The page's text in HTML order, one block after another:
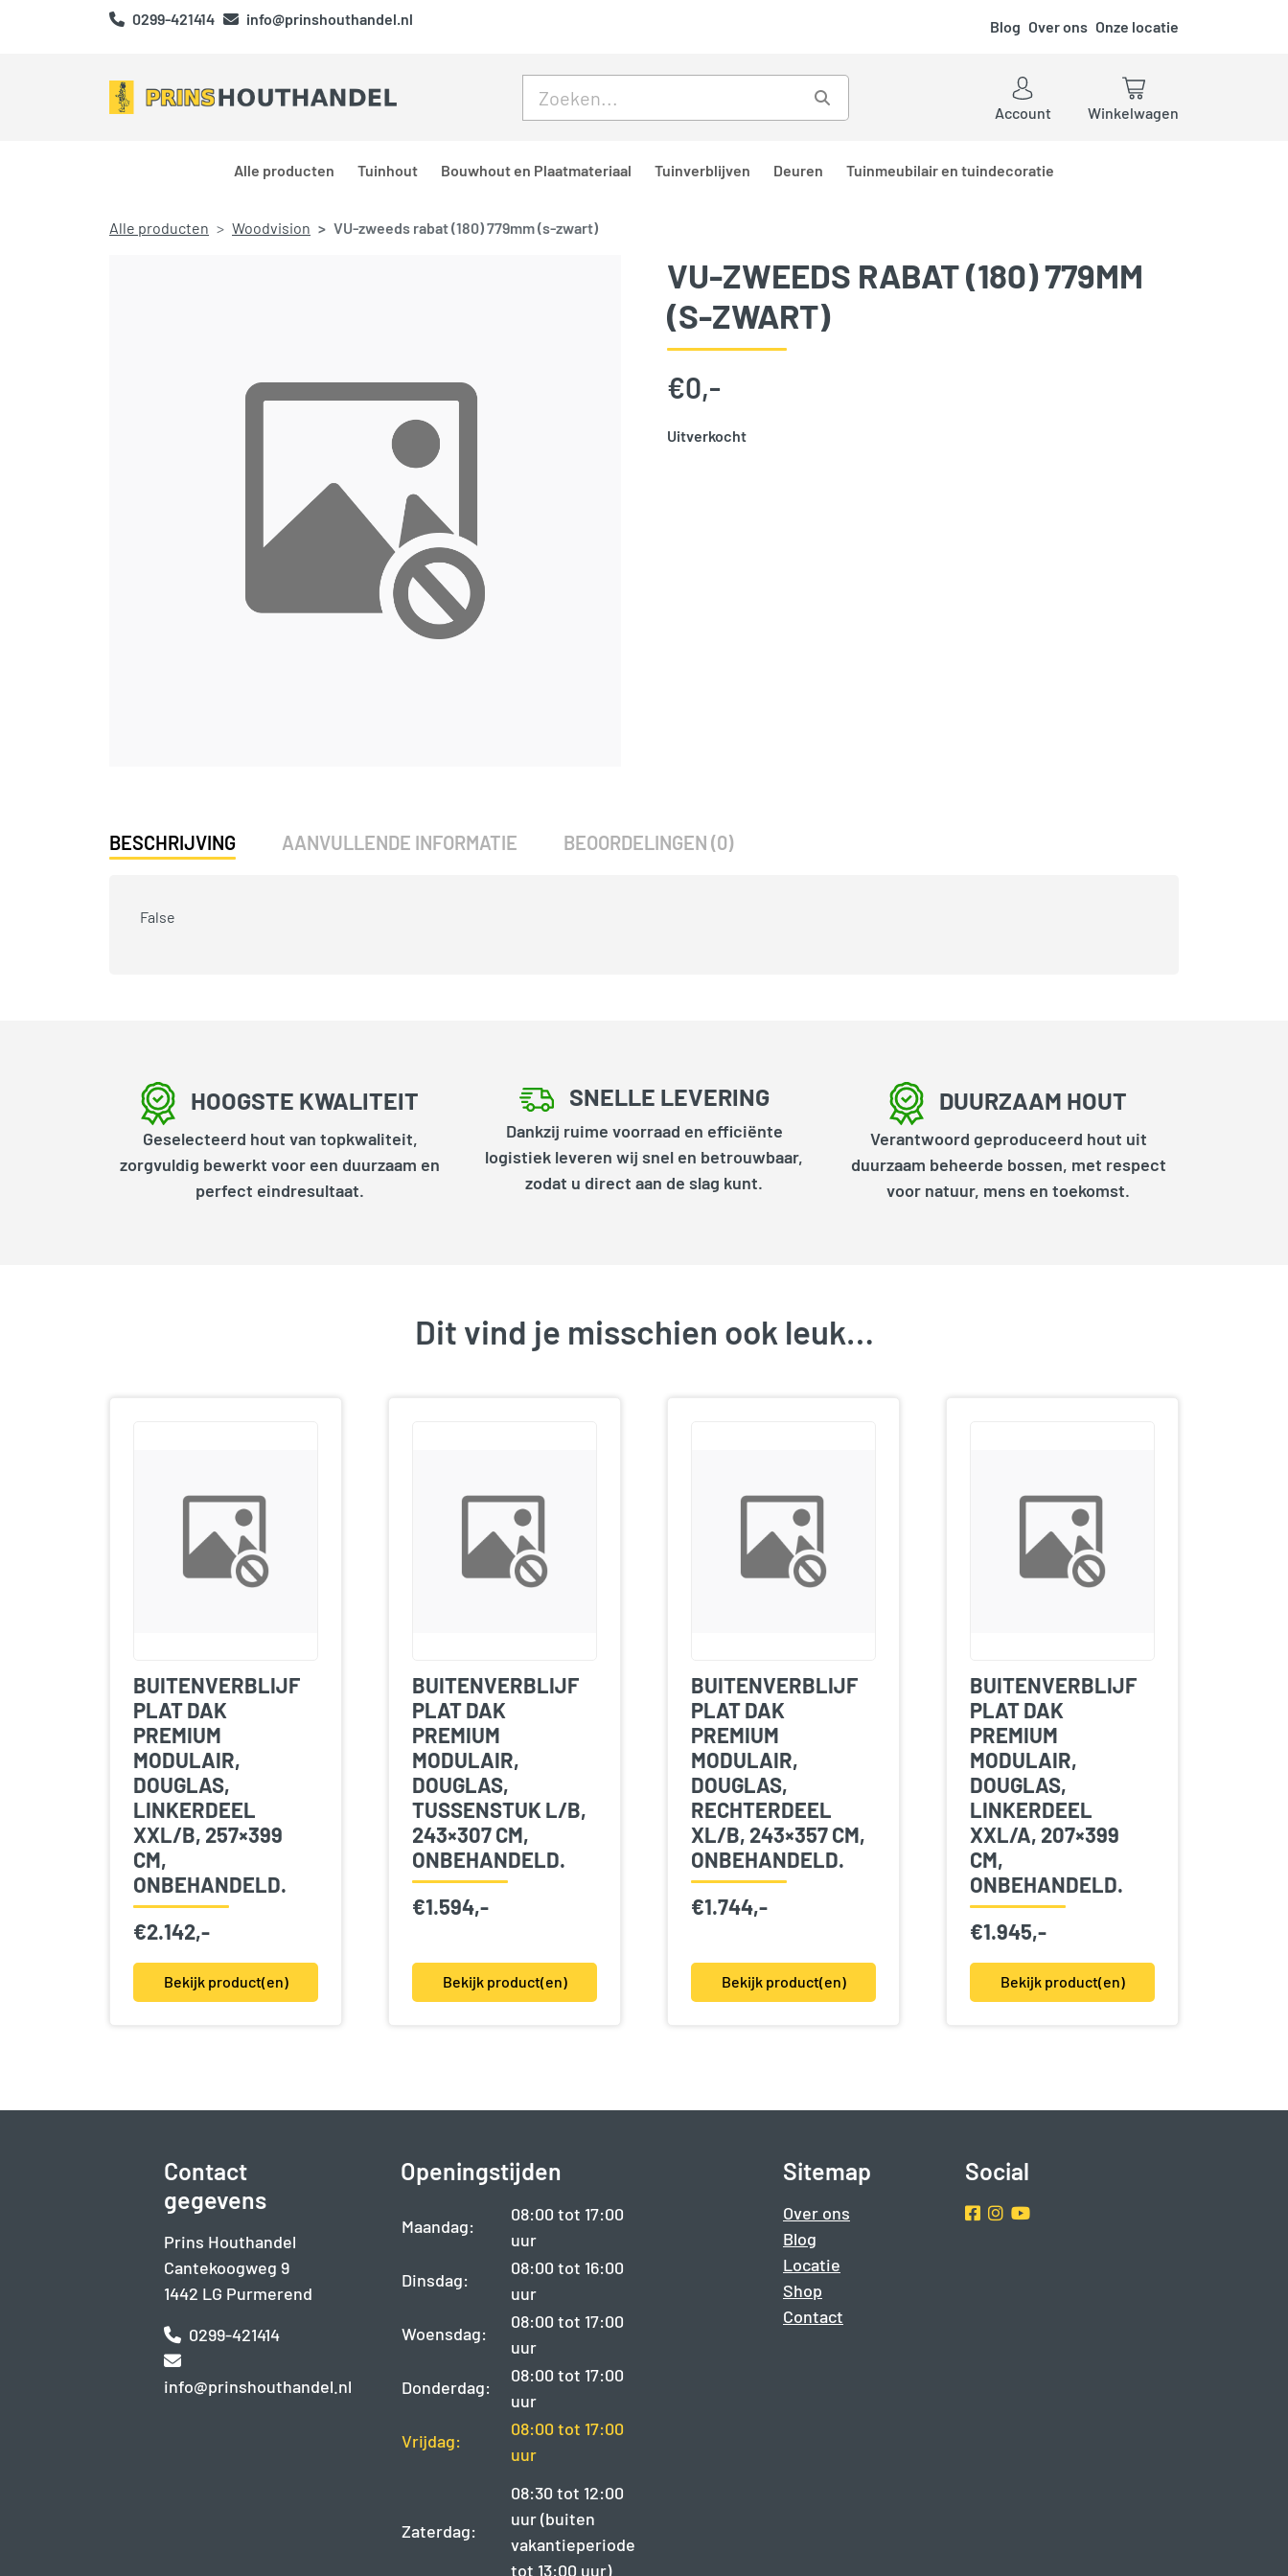
0299-421414 info@prinshouthandel.nl Blog Over ons Onze locatie
Account
Winkelwagen
Alle producten Tuinhout Bouwhout en Plaatmateriaal Tuinverblijven Deuren Tuinmeubilair en tuindecoratie
Alle producten Woodvision VU-zweeds rabat (180) 779mm (s-zwart)
VU-ZWEEDS RABAT (180) 779MM
(S-ZWART)
€0,-
Uitverkocht
BESCHRIJVING AANVULLENDE INFORMATIE BEOORDELINGEN (0)
False
HOOGSTE KWALITEIT
Geselecteerd hout van topkwaliteit,
zorgvuldig bewerkt voor een duurzaam en
perfect eindresultaat.
SNELLE LEVERING
Dankzij ruime voorraad en efficiënte
logistiek leveren wij snel en betrouwbaar,
zodat u direct aan de slag kunt.
DUURZAAM HOUT
Verantwoord geproduceerd hout uit
duurzaam beheerde bossen, met respect
voor natuur, mens en toekomst.
Dit vind je misschien ook leuk…
BUITENVERBLIJF
PLAT DAK
PREMIUM
MODULAIR,
DOUGLAS,
LINKERDEEL
XXL/B, 257×399
CM,
ONBEHANDELD.
€2.142,-
Bekijk product(en)
BUITENVERBLIJF
PLAT DAK
PREMIUM
MODULAIR,
DOUGLAS,
TUSSENSTUK L/B,
243×307 CM,
ONBEHANDELD.
€1.594,-
Bekijk product(en)
BUITENVERBLIJF
PLAT DAK
PREMIUM
MODULAIR,
DOUGLAS,
RECHTERDEEL
XL/B, 243×357 CM,
ONBEHANDELD.
€1.744,-
Bekijk product(en)
BUITENVERBLIJF
PLAT DAK
PREMIUM
MODULAIR,
DOUGLAS,
LINKERDEEL
XXL/A, 207×399
CM,
ONBEHANDELD.
€1.945,-
Bekijk product(en)
Contact
gegevens
Prins Houthandel
Cantekoogweg 9
1442 LG Purmerend
0299-421414
info@prinshouthandel.nl
Openingstijden
Maandag:
08:00 tot 17:00
uur
Dinsdag:
08:00 tot 16:00
uur
Woensdag:
08:00 tot 17:00
uur
Donderdag:
08:00 tot 17:00
uur
Vrijdag:
08:00 tot 17:00
uur
Zaterdag:
08:30 tot 12:00
uur (buiten
vakantieperiode
tot 13:00 uur)
Sitemap
Over ons
Blog
Locatie
Shop
Contact
Social
Facebook
Instragram
Youtube